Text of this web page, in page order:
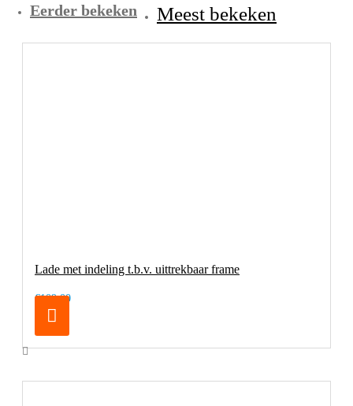
Eerder bekeken Meest bekeken
Lade met indeling t.b.v. uittrekbaar frame
€109,00